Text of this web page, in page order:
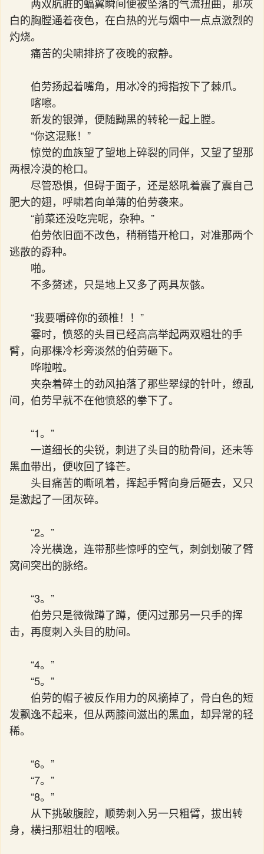
两双肮脏的蝠翼瞬间便被坠落的气流扭曲，那灰
白的胸膛通着夜色，在白热的光与烟中一点点激烈的
灼烧。
痛苦的尖啸排挤了夜晚的寂静。
伯劳扬起着嘴角，用冰冷的拇指按下了棘爪。
喀嚓。
新发的银弹，便随黝黑的转轮一起上膛。
“你这混账！”
惊觉的血族望了望地上碎裂的同伴，又望了望那
两根冷漠的枪口。
尽管恐惧，但碍于面子，还是怒吼着震了震自己
肥大的翅，呼啸着向单薄的伯劳袭来。
“前菜还没吃完呢，杂种。”
伯劳依旧面不改色，稍稍错开枪口，对准那两个
逃散的孬种。
啪。
不多赘述，只是地上又多了两具灰骸。
“我要嚼碎你的颈椎！！”
霎时，愤怒的头目已经高高举起两双粗壮的手
臂，向那棵冷杉旁淡然的伯劳砸下。
哗啦啦。
夹杂着碎土的劲风拍落了那些翠绿的针叶，缭乱
间，伯劳早就不在他愤怒的拳下了。
“1。”
一道细长的尖锐，刺进了头目的肋骨间，还未等
黑血带出，便收回了锋芒。
头目痛苦的嘶吼着，挥起手臂向身后砸去，又只
是激起了一团灰碎。
“2。”
冷光横逸，连带那些惊呼的空气，刺剑划破了臂
窝间突出的脉络。
“3。”
伯劳只是微微蹲了蹲，便闪过那另一只手的挥
击，再度刺入头目的肋间。
“4。”
“5。”
伯劳的帽子被反作用力的风摘掉了，骨白色的短
发飘逸不起来，但从两膝间滋出的黑血，却异常的轻
稀。
“6。”
“7。”
“8。”
从下挑破腹腔，顺势刺入另一只粗臂，拔出转
身，横扫那粗壮的咽喉。